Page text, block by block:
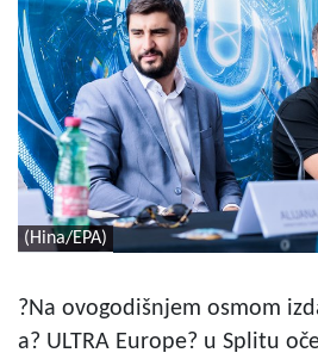
(Hina/EPA)
?Na ovogodišnjem osmom
a? ULTRA Europe? u Splitu